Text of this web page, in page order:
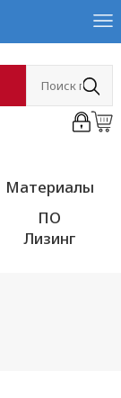
Материалы
ПО
Лизинг